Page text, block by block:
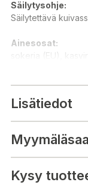
Säilytysohje:
Säilytettävä
Ainesosat:
sokeria (EU),
rasvatonta
happoa
E-koodit:
E322 E330 E414
Lisätiedot
Kysy